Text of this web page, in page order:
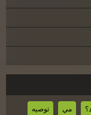
مي توصيه